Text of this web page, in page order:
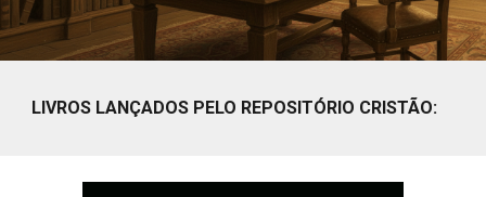
LIVROS LANÇADOS PELO REPOSITÓRIO CRISTÃO: